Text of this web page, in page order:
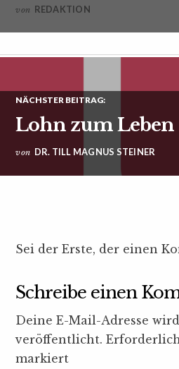
von REDAKTION
NÄCHSTER BEITRAG:
Lohn zum Leben
von DR. TILL MAGNUS STEINER
Sei der Erste, der einen
Schreibe einen
Deine E-Mail-Adresse
veröffentlicht.
markiert